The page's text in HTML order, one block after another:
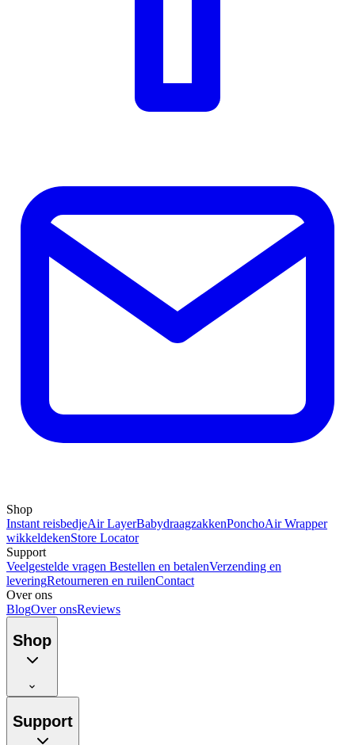
Shop
Instant reisbedjeAir LayerBabydraagzakkenPonchoAir Wrapper
wikkeldekenStore Locator
Support
Veelgestelde vragen Bestellen en betalenVerzending en
leveringRetourneren en ruilenContact
Over ons
BlogOver onsReviews
Shop
Support